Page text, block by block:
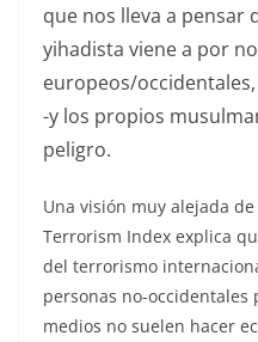
que nos lleva a pensar
yihadista viene a por
europeos/
-y los propios
peligro.
Una visión muy alejada
Terrorism Index explica
del terrorismo
personas no-occidentales
medios no suelen hacer